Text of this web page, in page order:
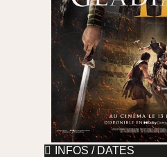
INFOS / DATES